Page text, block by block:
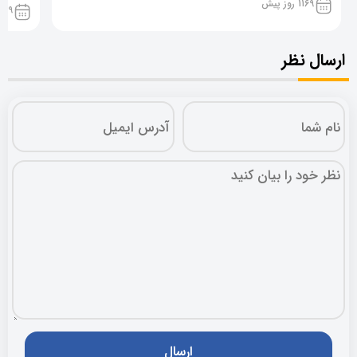
1169 روز پیش 1169
ارسال نظر